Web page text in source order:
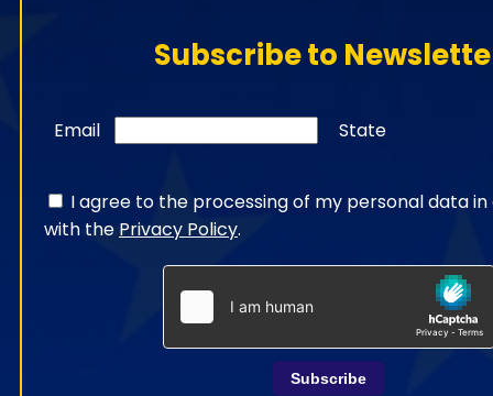
Subscribe to
Email State
I agree to the processing of my personal data
with the Privacy Policy.
Subscribe